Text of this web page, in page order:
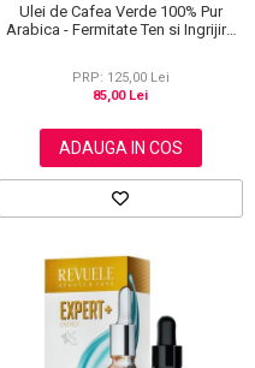
Ulei de Cafea Verde 100% Pur
Arabica - Fermitate Ten si Ingrijire
PRP: 125,00 Lei
85,00 Lei
ADAUGA IN COS